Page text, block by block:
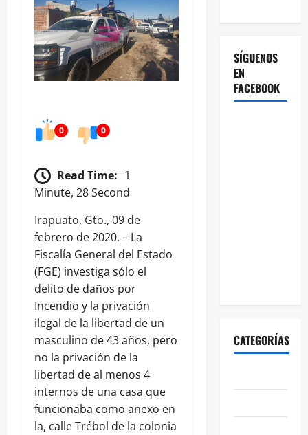
0 0
Read Time: 1
Minute, 28 Second
Irapuato, Gto., 09 de
febrero de 2020. – La
Fiscalía General del Estado
(FGE) investiga sólo el
delito de daños por
Incendio y la privación
ilegal de la libertad de un
masculino de 43 años, pero
no la privación de la
libertad de al menos 4
internos de una casa que
funcionaba como anexo en
la, calle Trébol de la colonia
SÍGUENOS
EN
FACEBOOK
CATEGORÍAS